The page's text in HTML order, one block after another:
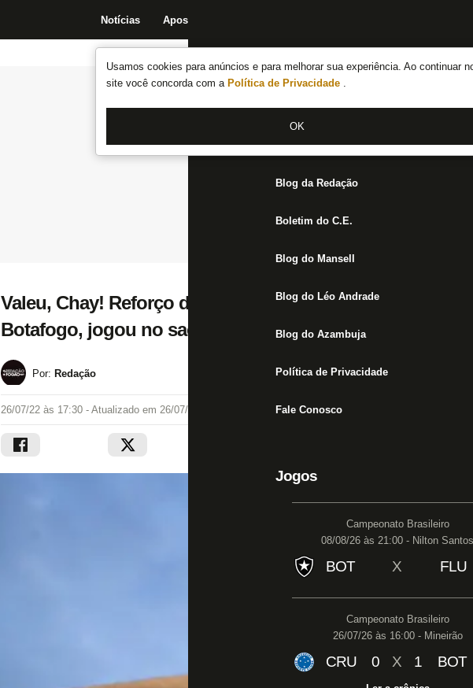
Usamos cookies para anúncios e para melhorar sua experiência. Ao continuar
site você concorda com a Política de Privacidade .
OK
Notícias Apostas
Notícias do Botafogo
Fórum
Jogos
Blog da Redação
Boletim do C.E.
Blog do Mansell
Blog do Léo Andrade
Blog do Azambuja
Política de Privacidade
Fale Conosco
Jogos
Campeonato Brasileiro
08/08/26 às 21:00 - Nilton Santos
BOT X FLU
Campeonato Brasileiro
26/07/26 às 16:00 - Mineirão
CRU 0 X 1 BOT
Valeu, Chay! Reforço do Cruzeiro, meia foi fundamental
Botafogo, jogou no sacrifício e merece reconhecimento
Por: Redação
26/07/22 às 17:30 - Atualizado em 26/07/22 às 18:39